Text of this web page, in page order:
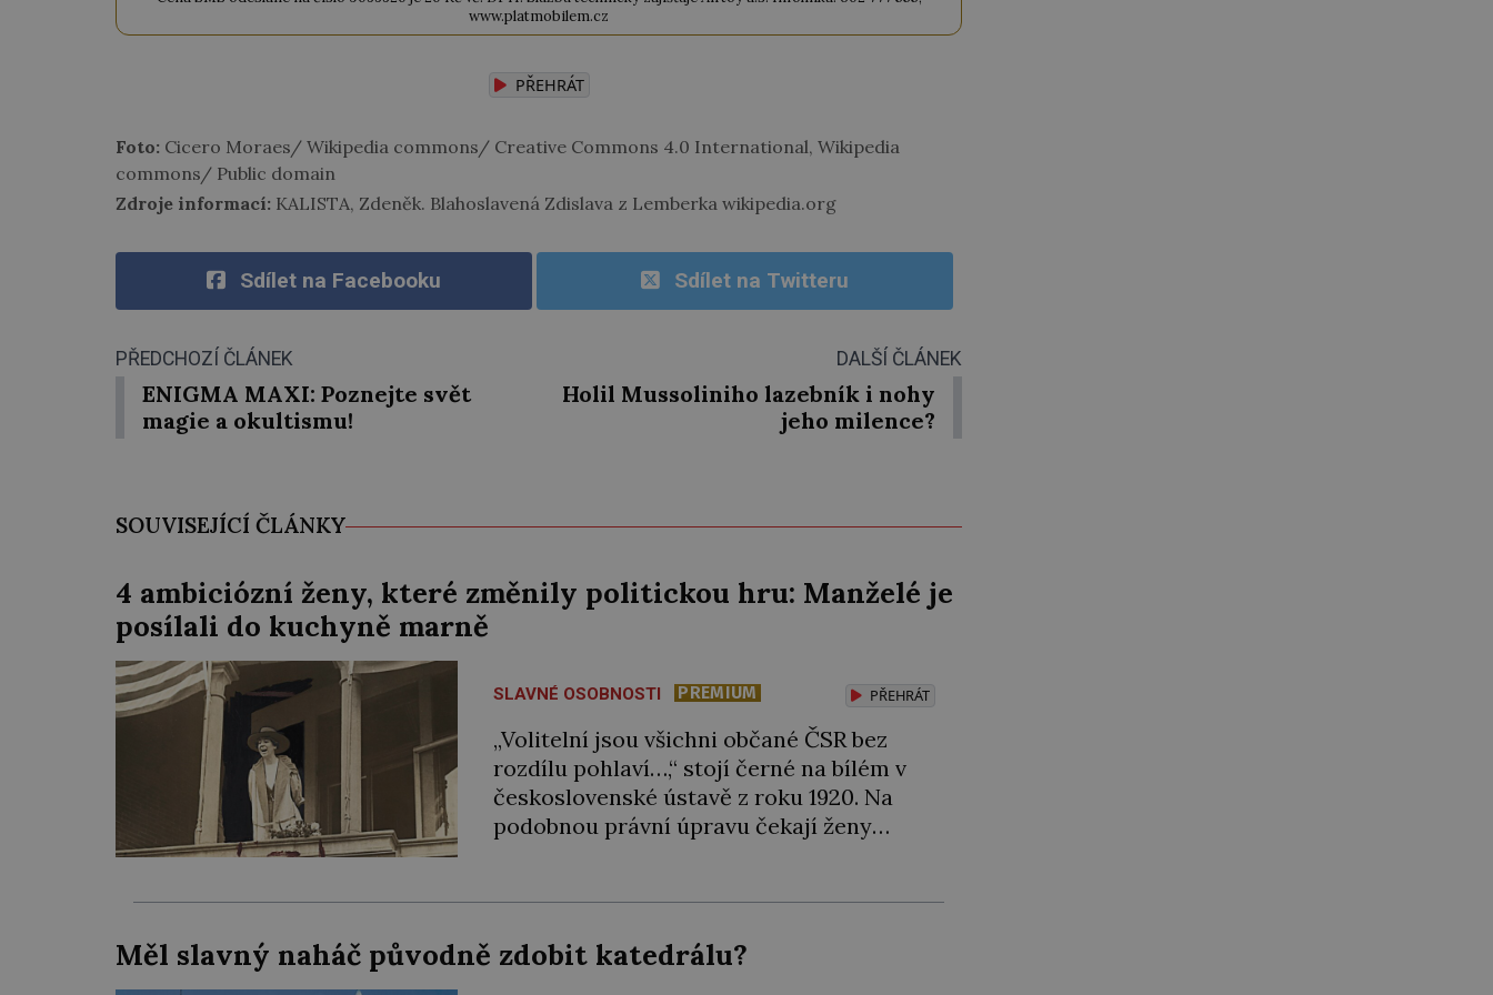
www.platmobilem.cz
PŘEHRÁT
Foto: Cicero Moraes/ Wikipedia commons/ Creative Commons 4.0 International, Wikipedia
commons/ Public domain
Zdroje informací: KALISTA, Zdeněk. Blahoslavená Zdislava z Lemberka wikipedia.org
Sdílet na Facebooku Sdílet na Twitteru
PŘEDCHOZÍ ČLÁNEK
ENIGMA MAXI: Poznejte svět
magie a okultismu!
DALŠÍ ČLÁNEK
Holil Mussoliniho lazebník i nohy
jeho milence?
SOUVISEJÍCÍ ČLÁNKY
4 ambiciózní ženy, které změnily politickou hru: Manželé je
posílali do kuchyně marně
SLAVNÉ OSOBNOSTI PREMIUM PŘEHRÁT
„Volitelní jsou všichni občané ČSR bez
rozdílu pohlaví…,“ stojí černé na bílém v
československé ústavě z roku 1920. Na
podobnou právní úpravu čekají ženy
staletí výsadou mužů. Samozřejmě, že se
v průběhu dějin čas od času objevila
nějaká velká panovnice, ale daly […]
Měl slavný naháč původně zdobit katedrálu?